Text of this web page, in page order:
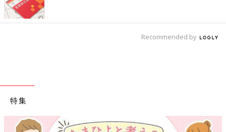
Recommended by
特集
【ワクチン